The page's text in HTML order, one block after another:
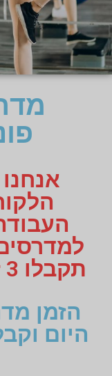
תקבלו 3 זוגות במחיר אחד!
הזמן
היום